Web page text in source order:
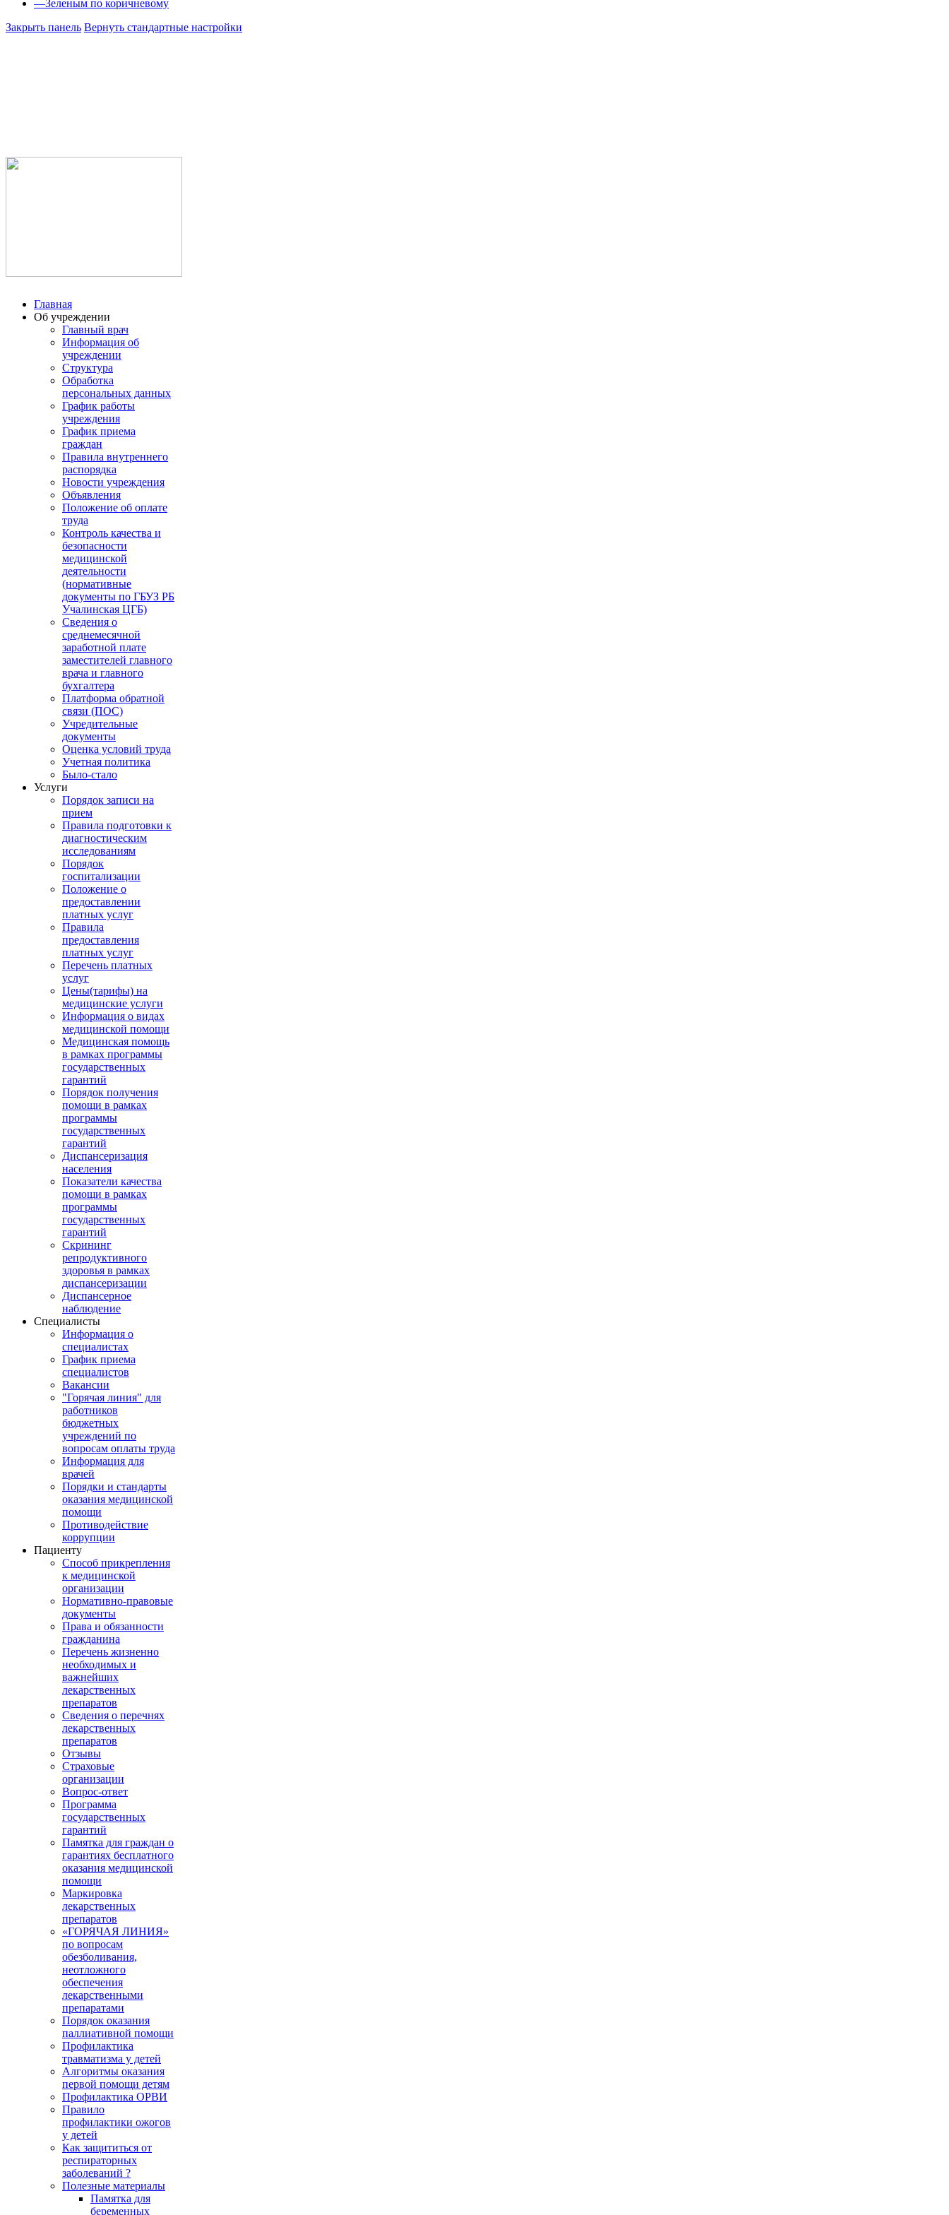
—Зеленым по коричневому
Закрыть панель Вернуть стандартные настройки
Главная
Об учреждении
Главный врач
Информация об
учреждении
Структура
Обработка
персональных данных
График работы
учреждения
График приема
граждан
Правила внутреннего
распорядка
Новости учреждения
Объявления
Положение об оплате
труда
Контроль качества и
безопасности
медицинской
деятельности
(нормативные
документы по ГБУЗ РБ
Учалинская ЦГБ)
Сведения о
среднемесячной
заработной плате
заместителей главного
врача и главного
бухгалтера
Платформа обратной
связи (ПОС)
Учредительные
документы
Оценка условий труда
Учетная политика
Было-стало
Услуги
Порядок записи на
прием
Правила подготовки к
диагностическим
исследованиям
Порядок
госпитализации
Положение о
предоставлении
платных услуг
Правила
предоставления
платных услуг
Перечень платных
услуг
Цены(тарифы) на
медицинские услуги
Информация о видах
медицинской помощи
Медицинская помощь
в рамках программы
государственных
гарантий
Порядок получения
помощи в рамках
программы
государственных
гарантий
Диспансеризация
населения
Показатели качества
помощи в рамках
программы
государственных
гарантий
Скрининг
репродуктивного
здоровья в рамках
диспансеризации
Диспансерное
наблюдение
Специалисты
Информация о
специалистах
График приема
специалистов
Вакансии
"Горячая линия" для
работников
бюджетных
учреждений по
вопросам оплаты труда
Информация для
врачей
Порядки и стандарты
оказания медицинской
помощи
Противодействие
коррупции
Пациенту
Способ прикрепления
к медицинской
организации
Нормативно-правовые
документы
Права и обязанности
гражданина
Перечень жизненно
необходимых и
важнейших
лекарственных
препаратов
Сведения о перечнях
лекарственных
препаратов
Отзывы
Страховые
организации
Вопрос-ответ
Программа
государственных
гарантий
Памятка для граждан о
гарантиях бесплатного
оказания медицинской
помощи
Маркировка
лекарственных
препаратов
«ГОРЯЧАЯ ЛИНИЯ»
по вопросам
обезболивания,
неотложного
обеспечения
лекарственными
препаратами
Порядок оказания
паллиативной помощи
Профилактика
травматизма у детей
Алгоритмы оказания
первой помощи детям
Профилактика ОРВИ
Правило
профилактики ожогов
у детей
Как защититься от
респираторных
заболеваний ?
Полезные материалы
Памятка для
беременных